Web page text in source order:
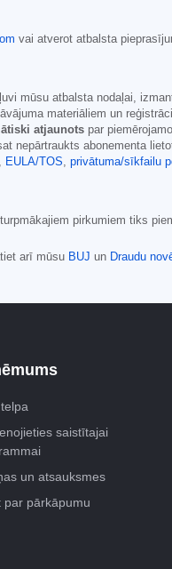
vai atverot atbalsta
mūsu atbalsta nodaļai,
materiāliem un
atjaunots par
nepārtraukts abonementa
EULA/TOS privātuma/sīkfailu
pirkumiem tiks
arī mūsu BUJ un Draudu
saistītajai
un atsauksmes
par pārkāpumu